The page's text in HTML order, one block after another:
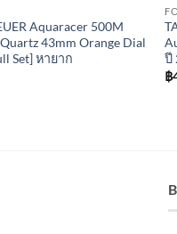
Aquaracer 500M
43mm Orange Dial
Set] หายาก
ปี
฿